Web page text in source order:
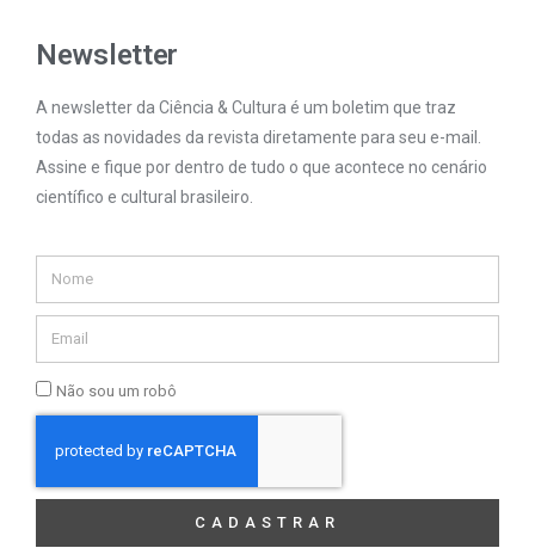
Newsletter
A newsletter da Ciência & Cultura é um boletim que traz
todas as novidades da revista diretamente para seu e-mail.
Assine e fique por dentro de tudo o que acontece no cenário
científico e cultural brasileiro.
Não sou um robô
CADASTRAR